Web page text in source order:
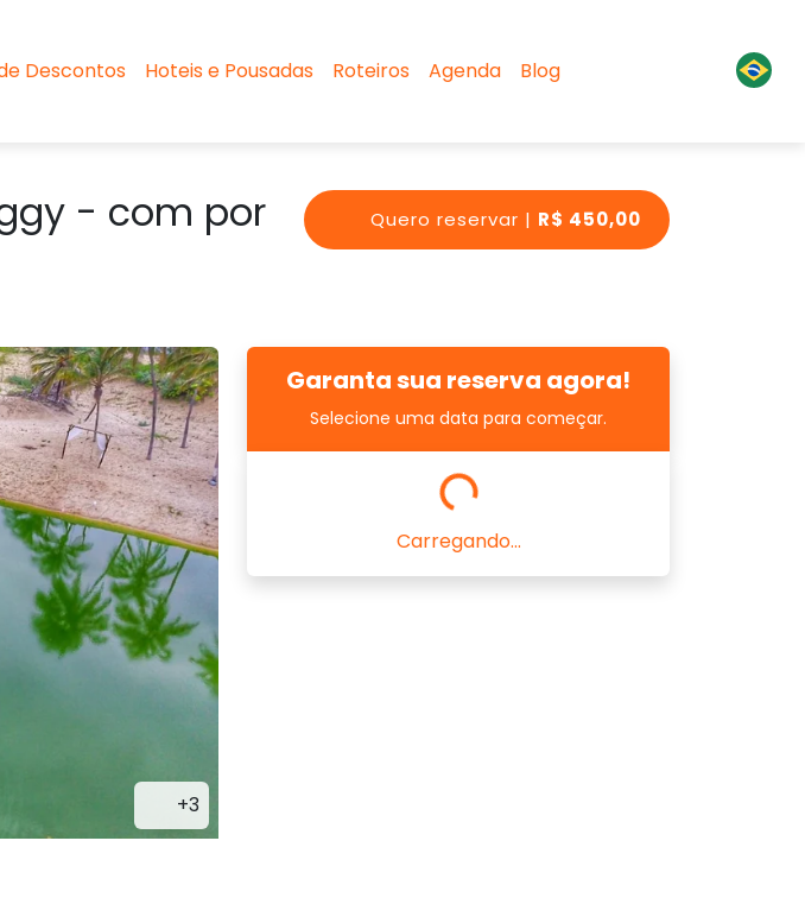
Descontos Hoteis e Pousadas Roteiros Agenda Blog
Quero reservar | R$ 450,00
- com por
+3
Garanta sua reserva agora!
Selecione uma data para começar.
Carregando...